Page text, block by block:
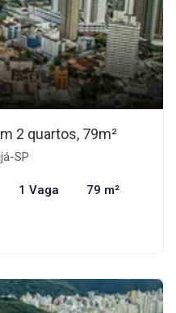
2 quartos, 79m²
SP
1 Vaga 79 m²